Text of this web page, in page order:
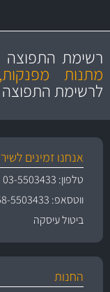
מקצועיות
ושירות מצויין
רשימת התפוצה
מתנות
לרשימת התפוצה
אנחנו זמינים
טלפון: 03-5503433
ווטסאפ: 058-5503433
ביטול עיסקה
החנות